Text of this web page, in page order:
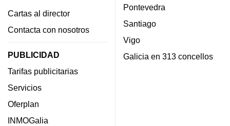
Cartas al director
Contacta con nosotros
PUBLICIDAD
Tarifas publicitarias
Servicios
Oferplan
INMOGalia
Pontevedra
Santiago
Vigo
Galicia en 313 concellos